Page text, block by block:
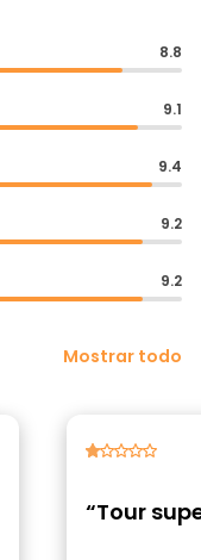
8.8
9.1
9.4
9.2
9.2
Mostrar todo
“Tour